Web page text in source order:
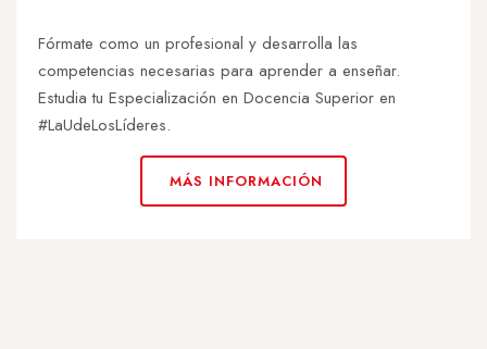
Fórmate como un profesional y desarrolla las
competencias necesarias para aprender a enseñar.
Estudia tu Especialización en Docencia Superior en
#LaUdeLosLíderes.
MÁS INFORMACIÓN